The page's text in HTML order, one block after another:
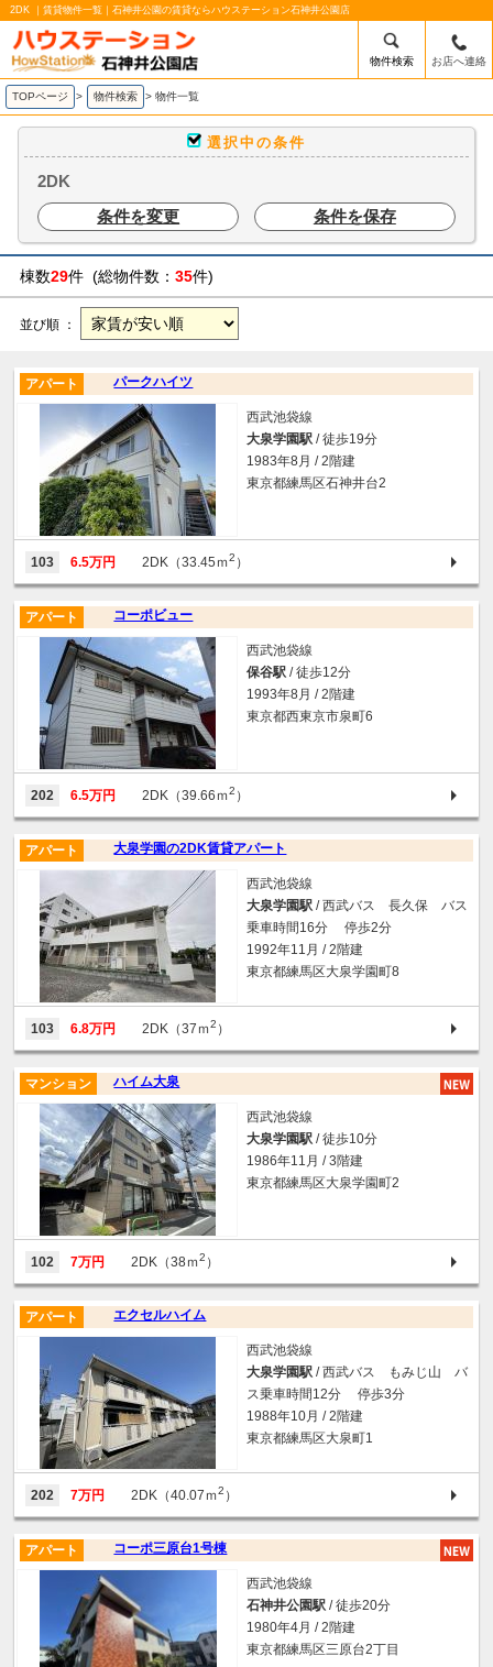
2DK ｜賃貸物件一覧｜石神井公園の賃貸ならハウステーション石神井公園店
物件検索 お店へ連絡
TOPページ > 物件検索 > 物件一覧
選択中の条件
2DK
条件を変更
条件を保存
棟数29件 (総物件数： 35件)
並び順 ：
パークハイツ
アパート
西武池袋線
大泉学園駅 / 徒歩19分
1983年8月 / 2階建
東京都練馬区石神井台2
103 6.5万円 2DK（33.45ｍ2 ）
コーポビュー
アパート
西武池袋線
保谷駅 / 徒歩12分
1993年8月 / 2階建
東京都西東京市泉町6
202 6.5万円 2DK（39.66ｍ2 ）
大泉学園の2DK賃貸アパート
アパート
西武池袋線
大泉学園駅 / 西武バス 長久保 バス
乗車時間16分 停歩2分
1992年11月 / 2階建
東京都練馬区大泉学園町8
103 6.8万円 2DK（37ｍ2 ）
ハイム大泉
マンション
西武池袋線
大泉学園駅 / 徒歩10分
1986年11月 / 3階建
東京都練馬区大泉学園町2
102 7万円 2DK（38ｍ2 ）
エクセルハイム
アパート
西武池袋線
大泉学園駅 / 西武バス もみじ山 バ
ス乗車時間12分 停歩3分
1988年10月 / 2階建
東京都練馬区大泉町1
202 7万円 2DK（40.07ｍ2 ）
コーポ三原台1号棟
アパート
西武池袋線
石神井公園駅 / 徒歩20分
1980年4月 / 2階建
東京都練馬区三原台2丁目